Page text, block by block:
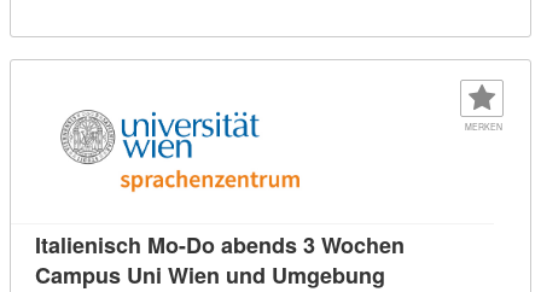
MERKEN
Italienisch Mo-Do abends 3 Wochen
Campus Uni Wien und Umgebung